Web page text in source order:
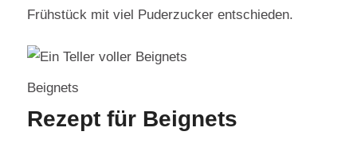
Frühstück mit viel Puderzucker entschieden.
Beignets
Rezept für Beignets